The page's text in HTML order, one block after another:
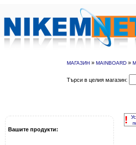
МАГАЗИН » MAINBOARD »
Търси в целия магазин:
Вашите продукти:
!